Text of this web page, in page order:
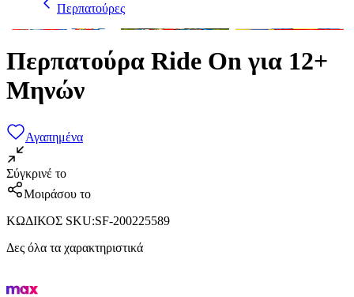
Περπατούρες
Περπατούρα Ride On για 12+
Μηνών
Αγαπημένα
Σύγκρινέ το
Μοιράσου το
ΚΩΔΙΚΟΣ SKU:SF-200225589
Δες όλα τα χαρακτηριστικά